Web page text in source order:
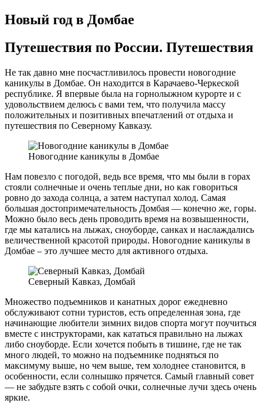
Новый год в Домбае
Путешествия по России. Путешествия
Не так давно мне посчастливилось провести новогодние
каникулы в Домбае. Он находится в Карачаево-Черкеской
республике. Я впервые была на горнолыжном курорте и с
удовольствием делюсь с вами тем, что получила массу
положительных и позитивных впечатлений от отдыха и
путешествия по Северному Кавказу.
Новогодние каникулы в Домбае
Нам повезло с погодой, ведь все время, что мы были в горах
стояли солнечные и очень теплые дни, но как говориться
ровно до захода солнца, а затем наступал холод. Самая
большая достопримечательность Домбая — конечно же, горы.
Можно было весь день проводить время на возвышенности,
где мы катались на лыжах, сноуборде, санках и наслаждались
величественной красотой природы. Новогодние каникулы в
Домбае – это лучшее место для активного отдыха.
Северный Кавказ, Домбай
Множество подъемников и канатных дорог ежедневно
обслуживают сотни туристов, есть определенная зона, где
начинающие любители зимних видов спорта могут поучиться
вместе с инструкторами, как кататься правильно на лыжах
либо сноуборде. Если хочется побыть в тишине, где не так
много людей, то можно на подъемнике подняться по
максимуму выше, но чем выше, тем холоднее становится, в
особенности, если солнышко прячется. Самый главный совет
— не забудьте взять с собой очки, солнечные лучи здесь очень
яркие.